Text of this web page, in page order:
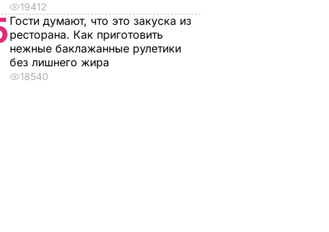
19412
Гости думают, что это закуска из
ресторана. Как приготовить
нежные баклажанные рулетики
без лишнего жира
18540